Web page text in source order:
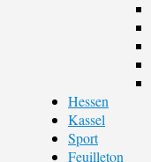
Hessen
Kassel
Sport
Feuilleton